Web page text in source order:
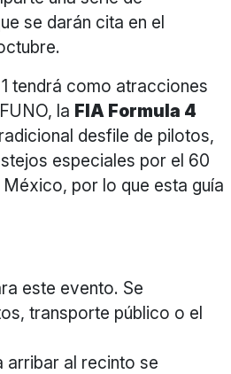
se darán cita en el
tendrá como atracciones
la FIA Formula 4
desfile de pilotos,
especiales por el 60
por lo que esta guía
este evento. Se
transporte público o el
arribar al recinto se